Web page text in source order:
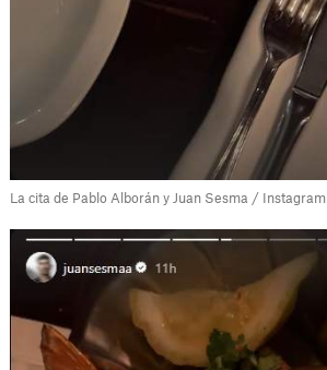
La cita de Pablo Alborán y Juan Sesma / Instagram